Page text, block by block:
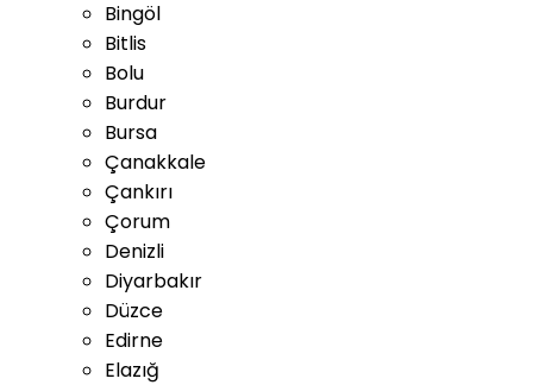
Bingöl
Bitlis
Bolu
Burdur
Bursa
Çanakkale
Çankırı
Çorum
Denizli
Diyarbakır
Düzce
Edirne
Elazığ